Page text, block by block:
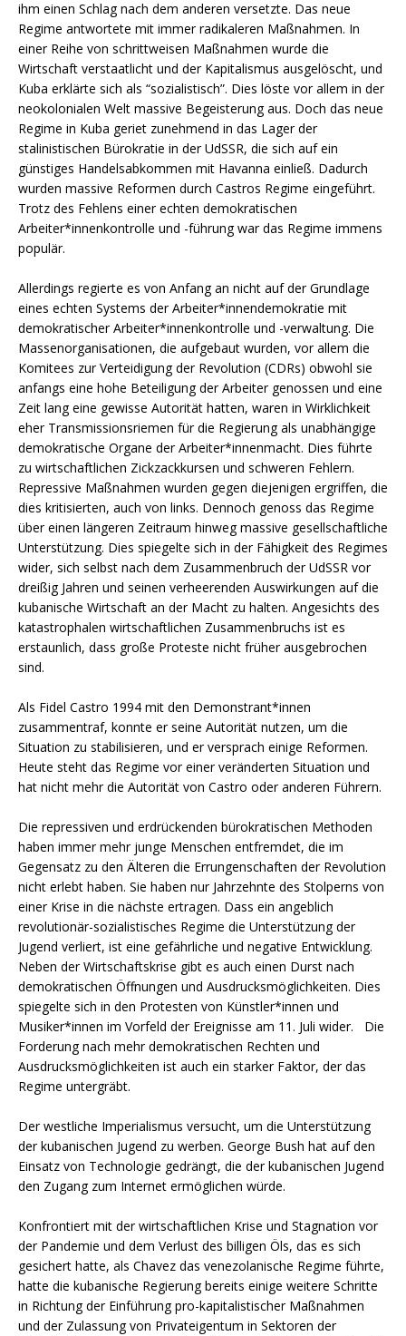
ihm einen Schlag nach dem anderen versetzte. Das neue
Regime antwortete mit immer radikaleren Maßnahmen. In
einer Reihe von schrittweisen Maßnahmen wurde die
Wirtschaft verstaatlicht und der Kapitalismus ausgelöscht, und
Kuba erklärte sich als “sozialistisch”. Dies löste vor allem in der
neokolonialen Welt massive Begeisterung aus. Doch das neue
Regime in Kuba geriet zunehmend in das Lager der
stalinistischen Bürokratie in der UdSSR, die sich auf ein
günstiges Handelsabkommen mit Havanna einließ. Dadurch
wurden massive Reformen durch Castros Regime eingeführt.
Trotz des Fehlens einer echten demokratischen
Arbeiter*innenkontrolle und -führung war das Regime immens
populär.
Allerdings regierte es von Anfang an nicht auf der Grundlage
eines echten Systems der Arbeiter*innendemokratie mit
demokratischer Arbeiter*innenkontrolle und -verwaltung. Die
Massenorganisationen, die aufgebaut wurden, vor allem die
Komitees zur Verteidigung der Revolution (CDRs) obwohl sie
anfangs eine hohe Beteiligung der Arbeiter genossen und eine
Zeit lang eine gewisse Autorität hatten, waren in Wirklichkeit
eher Transmissionsriemen für die Regierung als unabhängige
demokratische Organe der Arbeiter*innenmacht. Dies führte
zu wirtschaftlichen Zickzackkursen und schweren Fehlern.
Repressive Maßnahmen wurden gegen diejenigen ergriffen, die
dies kritisierten, auch von links. Dennoch genoss das Regime
über einen längeren Zeitraum hinweg massive gesellschaftliche
Unterstützung. Dies spiegelte sich in der Fähigkeit des Regimes
wider, sich selbst nach dem Zusammenbruch der UdSSR vor
dreißig Jahren und seinen verheerenden Auswirkungen auf die
kubanische Wirtschaft an der Macht zu halten. Angesichts des
katastrophalen wirtschaftlichen Zusammenbruchs ist es
erstaunlich, dass große Proteste nicht früher ausgebrochen
sind.
Als Fidel Castro 1994 mit den Demonstrant*innen
zusammentraf, konnte er seine Autorität nutzen, um die
Situation zu stabilisieren, und er versprach einige Reformen.
Heute steht das Regime vor einer veränderten Situation und
hat nicht mehr die Autorität von Castro oder anderen Führern.
Die repressiven und erdrückenden bürokratischen Methoden
haben immer mehr junge Menschen entfremdet, die im
Gegensatz zu den Älteren die Errungenschaften der Revolution
nicht erlebt haben. Sie haben nur Jahrzehnte des Stolperns von
einer Krise in die nächste ertragen. Dass ein angeblich
revolutionär-sozialistisches Regime die Unterstützung der
Jugend verliert, ist eine gefährliche und negative Entwicklung.
Neben der Wirtschaftskrise gibt es auch einen Durst nach
demokratischen Öffnungen und Ausdrucksmöglichkeiten. Dies
spiegelte sich in den Protesten von Künstler*innen und
Musiker*innen im Vorfeld der Ereignisse am 11. Juli wider. Die
Forderung nach mehr demokratischen Rechten und
Ausdrucksmöglichkeiten ist auch ein starker Faktor, der das
Regime untergräbt.
Der westliche Imperialismus versucht, um die Unterstützung
der kubanischen Jugend zu werben. George Bush hat auf den
Einsatz von Technologie gedrängt, die der kubanischen Jugend
den Zugang zum Internet ermöglichen würde.
Konfrontiert mit der wirtschaftlichen Krise und Stagnation vor
der Pandemie und dem Verlust des billigen Öls, das es sich
gesichert hatte, als Chavez das venezolanische Regime führte,
hatte die kubanische Regierung bereits einige weitere Schritte
in Richtung der Einführung pro-kapitalistischer Maßnahmen
und der Zulassung von Privateigentum in Sektoren der